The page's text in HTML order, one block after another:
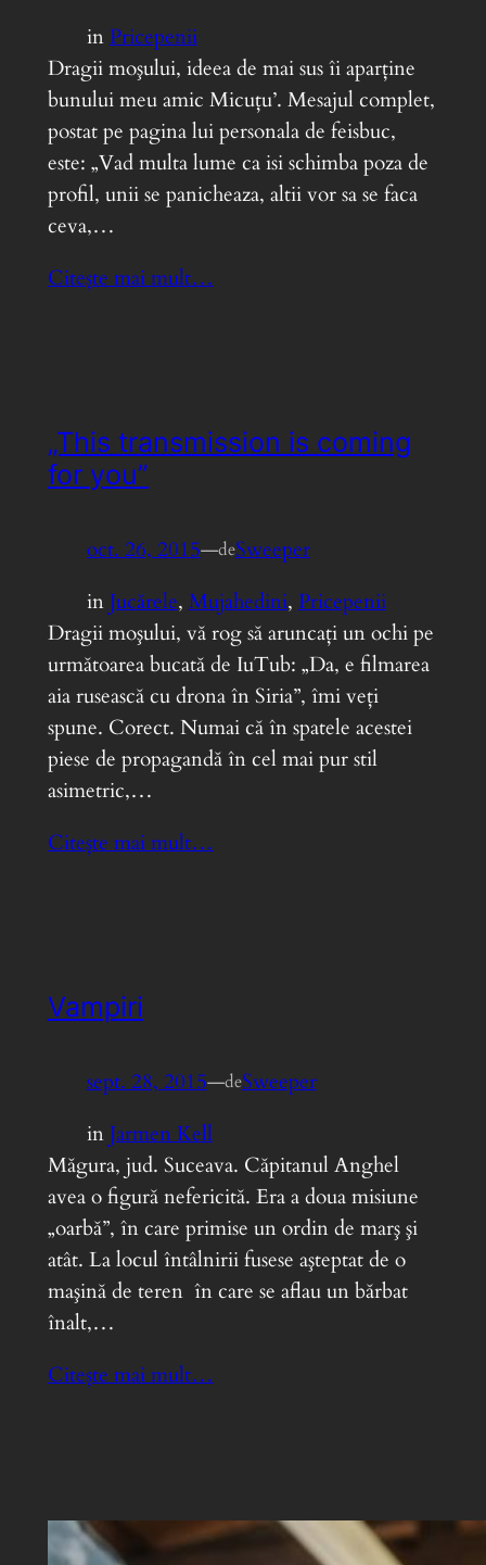
inPricepenii
Dragii moşului, ideea de mai sus îi aparţine
bunului meu amic Micuţu’. Mesajul complet,
postat pe pagina lui personala de feisbuc,
este: „Vad multa lume ca isi schimba poza de
profil, unii se panicheaza, altii vor sa se faca
ceva,…
Citește mai mult…
„This transmission is coming
for you”
oct. 26, 2015—deSweeper
inJucărele, Mujahedini, Pricepenii
Dragii moşului, vă rog să aruncaţi un ochi pe
următoarea bucată de IuTub: „Da, e filmarea
aia rusească cu drona în Siria”, îmi veţi
spune. Corect. Numai că în spatele acestei
piese de propagandă în cel mai pur stil
asimetric,…
Citește mai mult…
Vampiri
sept. 28, 2015—deSweeper
inJarmen Kell
Măgura, jud. Suceava. Căpitanul Anghel
avea o figură nefericită. Era a doua misiune
„oarbă”, în care primise un ordin de marş şi
atât. La locul întâlnirii fusese aşteptat de o
maşină de teren în care se aflau un bărbat
înalt,…
Citește mai mult…